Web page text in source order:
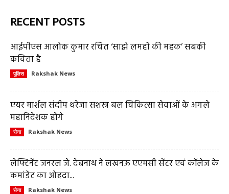
RECENT POSTS
आईपीएस आलोक कुमार रचित ‘साझे लमहों की महक’ सबकी
कविता है
पुलिस Rakshak News
एयर मार्शल संदीप थरेजा सशस्त्र बल चिकित्सा सेवाओं के अगले
महानिदेशक होंगे
सेना Rakshak News
लेफ्टिनेंट जनरल जे. देबनाथ ने लखनऊ एएमसी सेंटर एवं कॉलेज के
कमांडेंट का ओहदा...
सेना Rakshak News